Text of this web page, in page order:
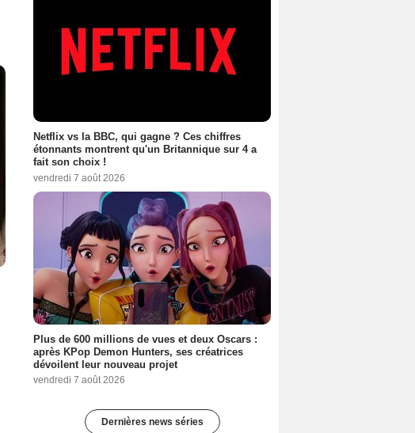
Netflix vs la BBC, qui gagne ? Ces chiffres
étonnants montrent qu'un Britannique sur 4 a
fait son choix !
vendredi 7 août 2026
Plus de 600 millions de vues et deux Oscars :
après KPop Demon Hunters, ses créatrices
dévoilent leur nouveau projet
vendredi 7 août 2026
Dernières news séries